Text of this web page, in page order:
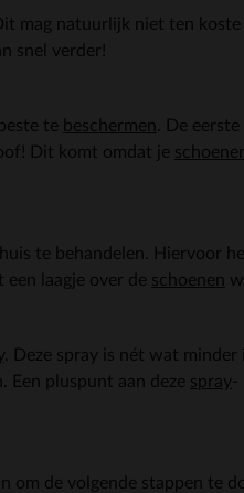
mag natuurlijk niet ten
snel verder!
te beschermen . De
Dit komt omdat je
te behandelen. Hiervoor
een laagje over de schoenen
. Deze spray is nét wat minder
Een pluspunt aan deze spray
om de volgende stappen te